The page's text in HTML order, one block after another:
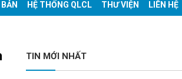
HỆ THỐNG QLCL THƯ VIỆN LIÊN HỆ
TIN MỚI NHẤT